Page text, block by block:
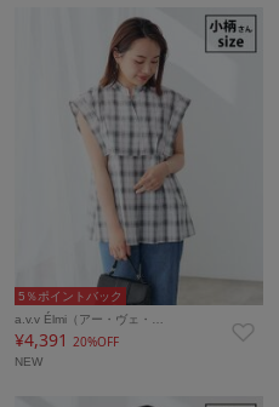
5％ポイントバック
a.v.v Élmi（アー・ヴェ・…
¥4,391 20%OFF
NEW